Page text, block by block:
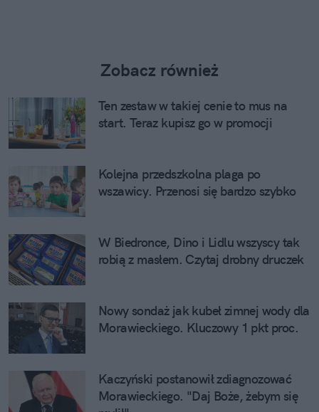
Zobacz również
Ten zestaw w takiej cenie to mus na
start. Teraz kupisz go w promocji
Kolejna przedszkolna plaga po
wszawicy. Przenosi się bardzo szybko
W Biedronce, Dino i Lidlu wszyscy tak
robią z masłem. Czytaj drobny druczek
Nowy sondaż jak kubeł zimnej wody dla
Morawieckiego. Kluczowy 1 pkt proc.
Kaczyński postanowił zdiagnozować
Morawieckiego. "Daj Boże, żebym się